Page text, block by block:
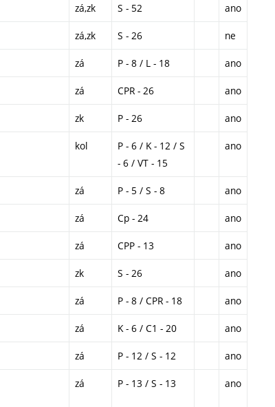
zá,zk S - 52 ano
zá,zk S - 26 ne
zá P - 8 / L - 18 ano
zá CPR - 26 ano
zk P - 26 ano
kol
P - 6 / K - 12 / S
- 6 / VT - 15
ano
zá P - 5 / S - 8 ano
zá Cp - 24 ano
zá CPP - 13 ano
zk S - 26 ano
zá P - 8 / CPR - 18 ano
zá K - 6 / C1 - 20 ano
zá P - 12 / S - 12 ano
zá P - 13 / S - 13 ano